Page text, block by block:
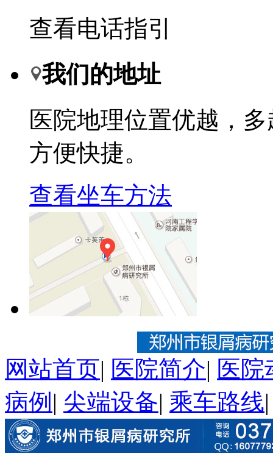
查看电话指引
我们的地址
医院地理位置优越，
方便快捷。
查看坐车方法
网站首页| 医院简介| 医院
病例 | 尖端设备| 乘车路线